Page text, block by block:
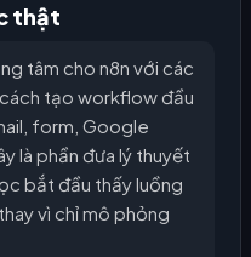
thật
tâm cho n8n với các
tạo workflow đầu
form, Google
là phần đưa lý thuyết
bắt đầu thấy luồng
vì chỉ mô phỏng